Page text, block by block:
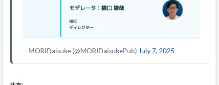
— MORIDaisuke (@MORIDaisukePub) July 7, 2025